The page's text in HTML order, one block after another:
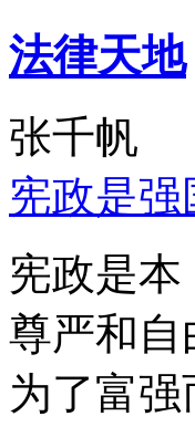
法律天地
张千帆
宪政是强
宪政是
尊严和自
为了富